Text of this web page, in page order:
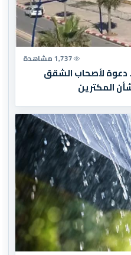
1,737 مشاهدة
دعوة لأصحاب الشقق
المكترين